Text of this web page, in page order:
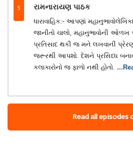
5 રામનારાયણ પાઠક
ધારાવાહિક:- આપણાં
જાનીતો ચાલો, મહાનુભાવોની
પ્રતિસાદ થકી જ મને લખવાની
જરૂરથી આપશો. દેશને પ્રસિધ્ધ
કલાકારોનો જ ફાળો નથી હોતો.
Read all episodes